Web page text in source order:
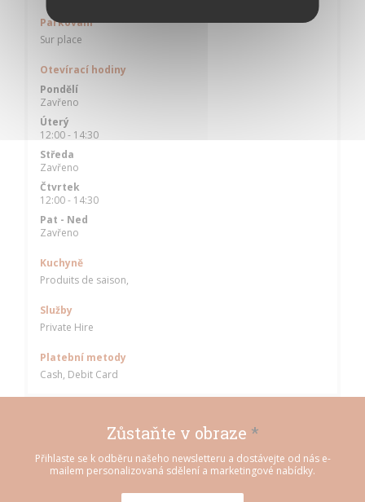
Parkování
Sur place
Otevírací hodiny
Pondělí
Zavřeno
Úterý
12:00 - 14:30
Středa
Zavřeno
Čtvrtek
12:00 - 14:30
Pat - Ned
Zavřeno
Kuchyně
Produits de saison,
Služby
Private Hire
Platební metody
Cash, Debit Card
Zůstaňte v obraze *
Přihlaste se k odběru našeho newsletteru a dostávejte od nás e-
mailem personalizovaná sdělení a marketingové nabídky.